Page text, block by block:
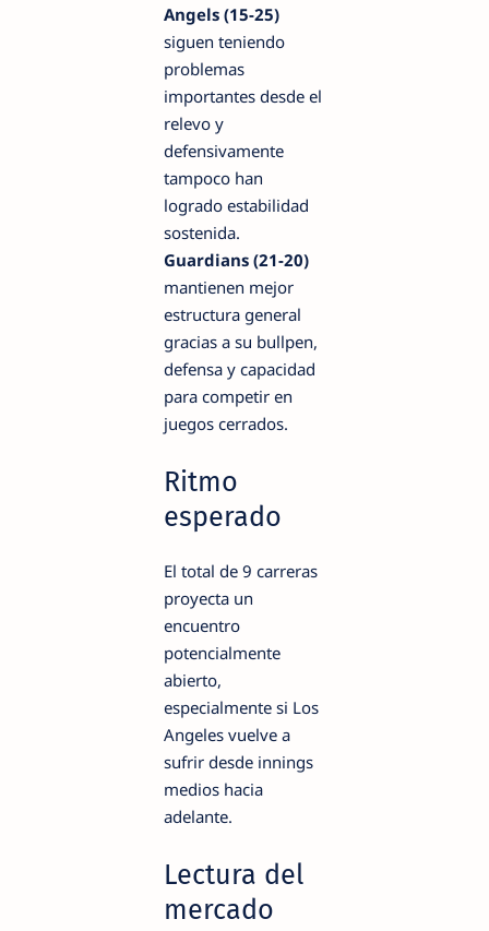
Angels (15-25)
siguen teniendo
problemas
importantes desde el
relevo y
defensivamente
tampoco han
logrado estabilidad
sostenida.
Guardians (21-20)
mantienen mejor
estructura general
gracias a su bullpen,
defensa y capacidad
para competir en
juegos cerrados.
Ritmo
esperado
El total de 9 carreras
proyecta un
encuentro
potencialmente
abierto,
especialmente si Los
Angeles vuelve a
sufrir desde innings
medios hacia
adelante.
Lectura del
mercado